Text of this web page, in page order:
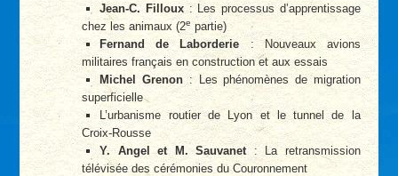
Jean-C. Filloux : Les processus d’apprentissage
chez les animaux (2e partie)
Fernand de Laborderie : Nouveaux avions
militaires français en construction et aux essais
Michel Grenon : Les phénomènes de migration
superficielle
L’urbanisme routier de Lyon et le tunnel de la
Croix-Rousse
Y. Angel et M. Sauvanet: La retransmission
télévisée des cérémonies du Couronnement